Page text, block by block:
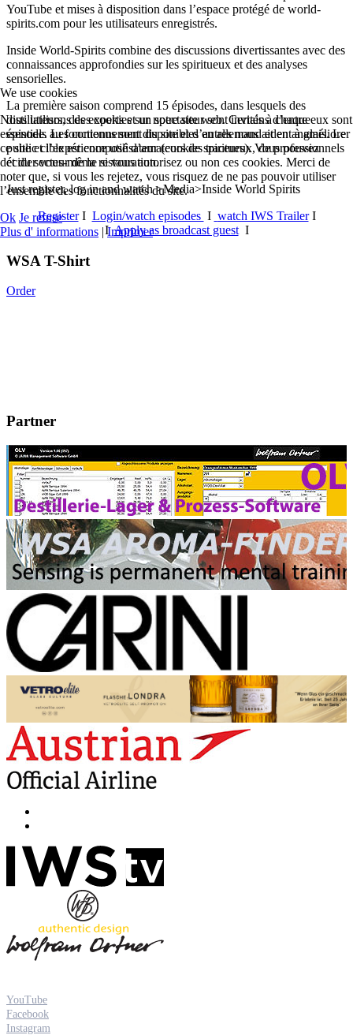
YouTube et mises à disposition dans l’espace protégé de world-
spirits.com pour les utilisateurs enregistrés.
Inside World-Spirits combine des discussions divertissantes avec des
connaissances approfondies sur les spiritueux et des analyses
sensorielles.
La première saison comprend 15 épisodes, dans lesquels des
distillateurs, des experts et un spectateur sont invités à chaque
épisode. Les contenus sont disponibles en allemand et en anglais. Le
public cible est composé d’amateurs de spiritueux, de professionnels
et du secteur de la restauration.
Just register, log in and watch >Media>Inside World Spirits
RegisterI Login/watch episodes I watch IWS TrailerI
IApply as broadcast guestI
WSA T-Shirt
Order
Partner
YouTube
Facebook
Instagram
We use cookies
Nous utilisons des cookies sur notre site web. Certains d’entre eux sont
essentiels au fonctionnement du site et d’autres nous aident à améliorer
ce site et l’expérience utilisateur (cookies traceurs). Vous pouvez
décider vous-même si vous autorisez ou non ces cookies. Merci de
noter que, si vous les rejetez, vous risquez de ne pas pouvoir utiliser
l’ensemble des fonctionnalités du site.
Ok Je refuse
Plus d' informations |Imprimer